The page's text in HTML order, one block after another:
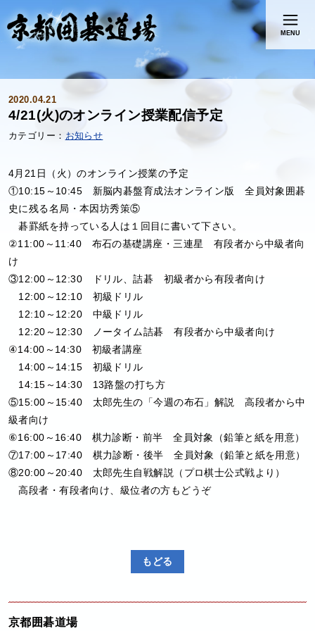
MENU
2020.04.21
4/21(火)のオンライン授業配信予定
お知らせ
4月21日（火）のオンライン授業の予定
①10:15～10:45 新脳内碁盤育成法オンライン版 全員対象囲碁
史に残る名局・本因坊秀策⑤
碁罫紙を持っている人は１回目に書いて下さい。
②11:00～11:40 布石の基礎講座・三連星 有段者から中級者向
け
③12:00～12:30 ドリル、詰碁 初級者から有段者向け
12:00～12:10 初級ドリル
12:10～12:20 中級ドリル
12:20～12:30 ノータイム詰碁 有段者から中級者向け
④14:00～14:30 初級者講座
14:00～14:15 初級ドリル
14:15～14:30 13路盤の打ち方
⑤15:00～15:40 太郎先生の「今週の布石」解説 高段者から中
級者向け
⑥16:00～16:40 棋力診断・前半 全員対象（鉛筆と紙を用意）
⑦17:00～17:40 棋力診断・後半 全員対象（鉛筆と紙を用意）
⑧20:00～20:40 太郎先生自戦解説（プロ棋士公式戦より）
高段者・有段者向け、級位者の方もどうぞ
もどる
京都囲碁道場